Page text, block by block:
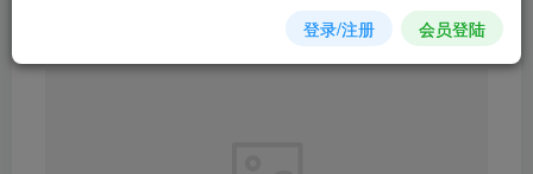
混剪每天3-4位数实操经验分享
登录/注册 会员登陆